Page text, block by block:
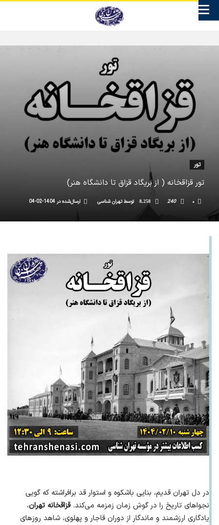
تور
تور قزاقخانه ( از بریگاد قزاق تا دانشگاه هنر)
توسطتهران شناسی ارسال‌شده در 1404-02-04 ۰ 240
در دل تهران قدیم، بنایی باشکوه و استوار قد برافراشته که گویی
نجواهای تاریخ را در گوش زمان زمزمه می‌کند.قزاقخانه تهران،
یادگاری ارزشمند و ماندگار از دوران قاجار و پهلوی، شاهد روزهای